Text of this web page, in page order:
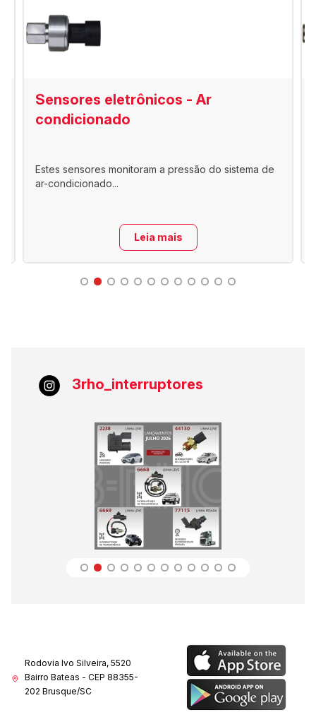
Sensores eletrônicos - Ar
condicionado
Estes sensores monitoram a pressão do sistema de
ar-condicionado...
Leia mais
3rho_interruptores
Rodovia Ivo Silveira, 5520
Bairro Bateas - CEP 88355-
202 Brusque/SC